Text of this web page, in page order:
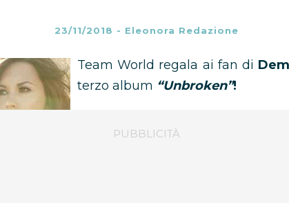
23/11/2018 - Eleonora Redazione
Team World regala ai fan di
terzo album “Unbroken”!